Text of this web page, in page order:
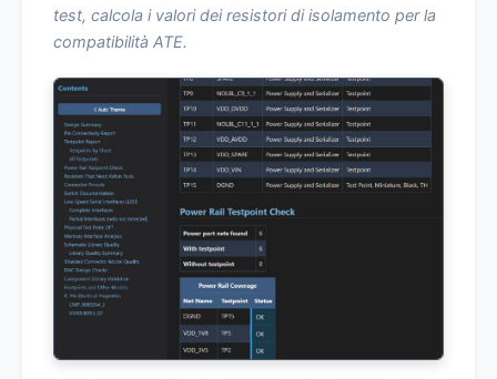
test, calcola i valori dei resistori di isolamento per la
compatibilità ATE.